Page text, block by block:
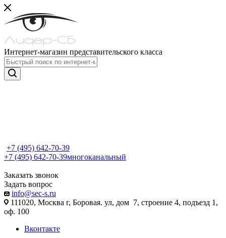
Интернет-магазин представительского класса
+7 (495) 642-70-39
+7 (495) 642-70-39многоканальный
Заказать звонок
Задать вопрос
info@sec-s.ru
111020, Москва г, Боровая. ул, дом 7, строение 4, подъезд 1,
оф. 100
Вконтакте